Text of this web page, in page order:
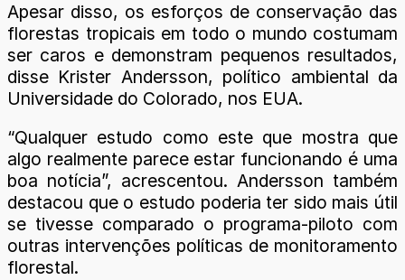
Apesar disso, os esforços de conservação das
florestas tropicais em todo o mundo costumam
ser caros e demonstram pequenos resultados,
disse Krister Andersson, político ambiental da
Universidade do Colorado, nos EUA.
“Qualquer estudo como este que mostra que
algo realmente parece estar funcionando é uma
boa notícia”, acrescentou. Andersson também
destacou que o estudo poderia ter sido mais útil
se tivesse comparado o programa-piloto com
outras intervenções políticas de monitoramento
florestal.